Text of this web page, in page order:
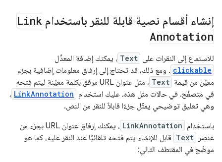
إنشاء أقسام نصية قابلة للنقر باستخدام Link
Annotation
للاستماع إلى النقرات على Text ، يمكنك إضافة المعدِّل
clickable . ومع ذلك، قد تحتاج إلى إرفاق معلومات إضافية بجزء
معيّن من قيمة Text
، مثل عنوان URL مرفق بكلمة معيّنة ليتم فتحه
في متصفّح. في حالات مثل هذه، عليك استخدام LinkAnnotation ،
وهي تعليق توضيحي يمثّل جزءًا قابلاً للنقر من النص.
باستخدام LinkAnnotation
، يمكنك إرفاق عنوان URL بجزء من
عنصر
Text قابل للإنشاء يتم فتحه تلقائيًا عند النقر عليه، كما هو
موضّح في المقتطف التالي: